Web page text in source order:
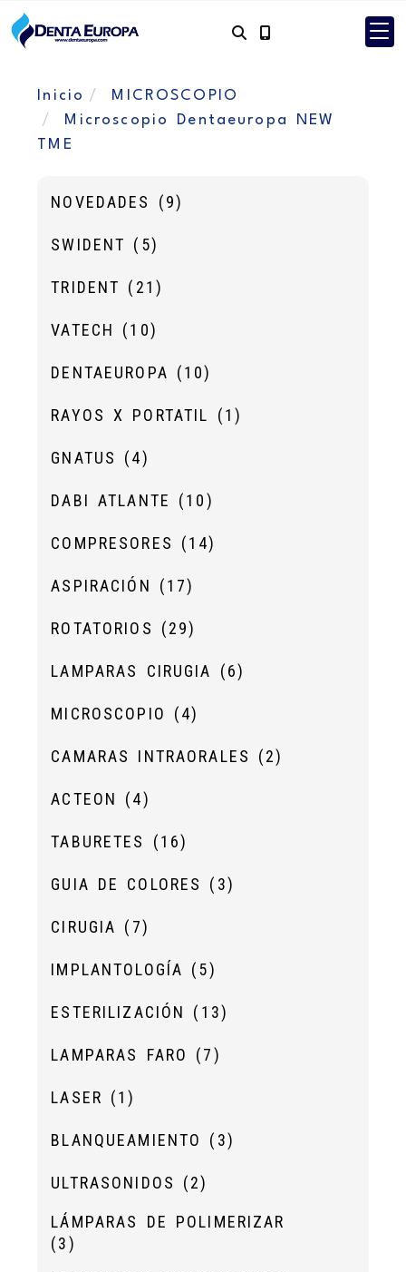
Inicio
MICROSCOPIO
Microscopio Dentaeuropa NEW
TME
NOVEDADES (9)
SWIDENT (5)
TRIDENT (21)
VATECH (10)
DENTAEUROPA (10)
RAYOS X PORTATIL (1)
GNATUS (4)
DABI ATLANTE (10)
COMPRESORES (14)
ASPIRACIÓN (17)
ROTATORIOS (29)
LAMPARAS CIRUGIA (6)
MICROSCOPIO (4)
CAMARAS INTRAORALES (2)
ACTEON (4)
TABURETES (16)
GUIA DE COLORES (3)
CIRUGIA (7)
IMPLANTOLOGÍA (5)
ESTERILIZACIÓN (13)
LAMPARAS FARO (7)
LASER (1)
BLANQUEAMIENTO (3)
ULTRASONIDOS (2)
LÁMPARAS DE POLIMERIZAR
(3)